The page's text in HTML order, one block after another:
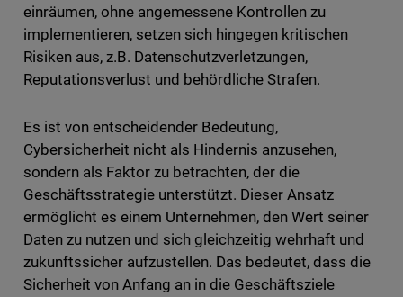
einräumen, ohne angemessene Kontrollen zu
implementieren, setzen sich hingegen kritischen
Risiken aus, z.B. Datenschutzverletzungen,
Reputationsverlust und behördliche Strafen.
Es ist von entscheidender Bedeutung,
Cybersicherheit nicht als Hindernis anzusehen,
sondern als Faktor zu betrachten, der die
Geschäftsstrategie unterstützt. Dieser Ansatz
ermöglicht es einem Unternehmen, den Wert seiner
Daten zu nutzen und sich gleichzeitig wehrhaft und
zukunftssicher aufzustellen. Das bedeutet, dass die
Sicherheit von Anfang an in die Geschäftsziele